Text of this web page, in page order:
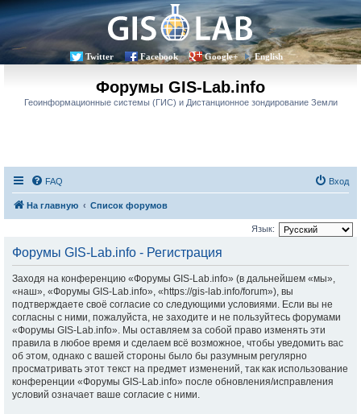
Twitter Facebook Google+ English
Форумы GIS-Lab.info
Геоинформационные системы (ГИС) и Дистанционное зондирование Земли
FAQ Вход
На главную Список форумов
Язык:
Форумы GIS-Lab.info - Регистрация
Заходя на конференцию «Форумы GIS-Lab.info» (в дальнейшем «мы»,
«наш», «Форумы GIS-Lab.info», «https://gis-lab.info/forum»), вы
подтверждаете своё согласие со следующими условиями. Если вы не
согласны с ними, пожалуйста, не заходите и не пользуйтесь форумами
«Форумы GIS-Lab.info». Мы оставляем за собой право изменять эти
правила в любое время и сделаем всё возможное, чтобы уведомить вас
об этом, однако с вашей стороны было бы разумным регулярно
просматривать этот текст на предмет изменений, так как использование
конференции «Форумы GIS-Lab.info» после обновления/исправления
условий означает ваше согласие с ними.